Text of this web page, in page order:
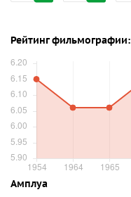
Рейтинг фильмографии:
Амплуа